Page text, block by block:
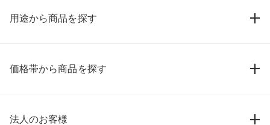
用途から商品を探す
価格帯から商品を探す
法人のお客様